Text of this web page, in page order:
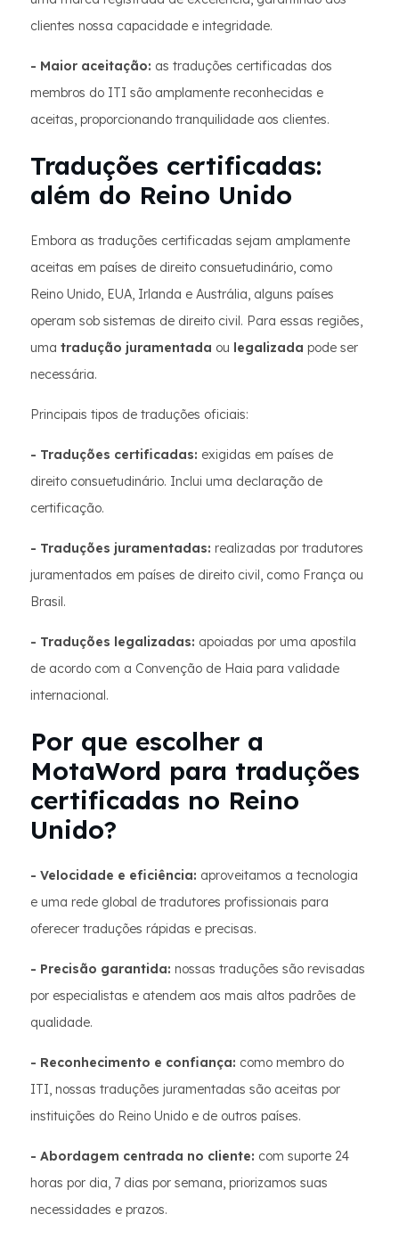
clientes nossa capacidade e integridade.
- Maior aceitação: as traduções certificadas dos
membros do ITI são amplamente reconhecidas e
aceitas, proporcionando tranquilidade aos clientes.
Traduções certificadas:
além do Reino Unido
Embora as traduções certificadas sejam amplamente
aceitas em países de direito consuetudinário, como
Reino Unido, EUA, Irlanda e Austrália, alguns países
operam sob sistemas de direito civil. Para essas regiões,
uma tradução juramentada ou legalizada pode ser
necessária.
Principais tipos de traduções oficiais:
- Traduções certificadas: exigidas em países de
direito consuetudinário. Inclui uma declaração de
certificação.
- Traduções juramentadas: realizadas por tradutores
juramentados em países de direito civil, como França ou
Brasil.
- Traduções legalizadas: apoiadas por uma apostila
de acordo com a Convenção de Haia para validade
internacional.
Por que escolher a
MotaWord para traduções
certificadas no Reino
Unido?
- Velocidade e eficiência: aproveitamos a tecnologia
e uma rede global de tradutores profissionais para
oferecer traduções rápidas e precisas.
- Precisão garantida: nossas traduções são revisadas
por especialistas e atendem aos mais altos padrões de
qualidade.
- Reconhecimento e confiança: como membro do
ITI, nossas traduções juramentadas são aceitas por
instituições do Reino Unido e de outros países.
- Abordagem centrada no cliente: com suporte 24
horas por dia, 7 dias por semana, priorizamos suas
necessidades e prazos.